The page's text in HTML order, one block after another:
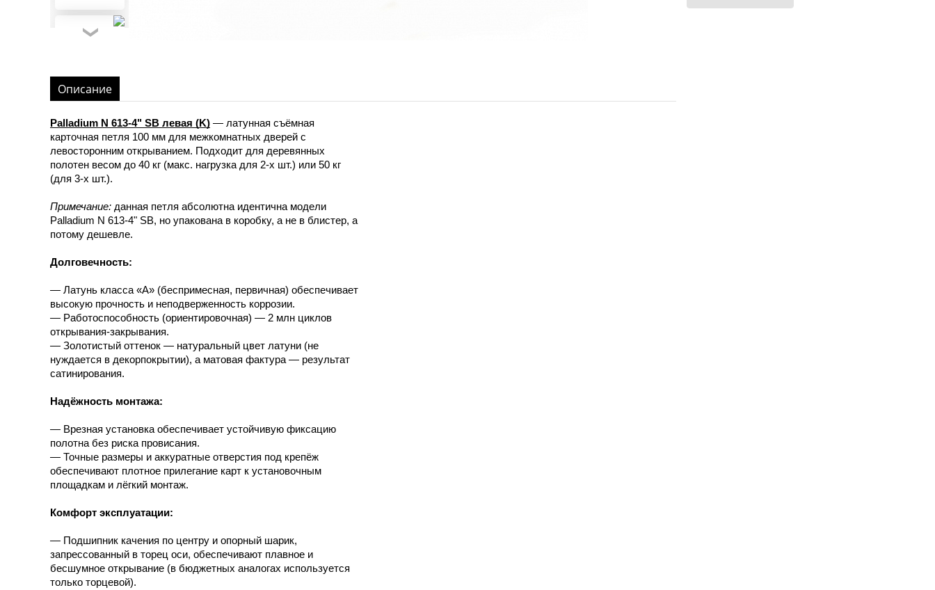
Описание
Palladium N 613-4" SB левая (K) — латунная съёмная
карточная петля 100 мм для межкомнатных дверей с
левосторонним открыванием. Подходит для деревянных
полотен весом до 40 кг (макс. нагрузка для 2-х шт.) или 50 кг
(для 3-х шт.).
Примечание: данная петля абсолютна идентична модели
Palladium N 613-4" SB, но упакована в коробку, а не в блистер, а
потому дешевле.
Долговечность:
— Латунь класса «А» (беспримесная, первичная) обеспечивает
высокую прочность и неподверженность коррозии.
— Работоспособность (ориентировочная) — 2 млн циклов
открывания-закрывания.
— Золотистый оттенок — натуральный цвет латуни (не
нуждается в декорпокрытии), а матовая фактура — результат
сатинирования.
Надёжность монтажа:
— Врезная установка обеспечивает устойчивую фиксацию
полотна без риска провисания.
— Точные размеры и аккуратные отверстия под крепёж
обеспечивают плотное прилегание карт к установочным
площадкам и лёгкий монтаж.
Комфорт эксплуатации:
— Подшипник качения по центру и опорный шарик,
запрессованный в торец оси, обеспечивают плавное и
бесшумное открывание (в бюджетных аналогах используется
только торцевой).